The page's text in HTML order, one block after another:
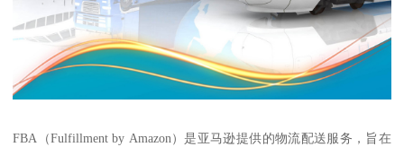
FBA（Fulfillment by Amazon）是亚马逊提供的物流配送服务，旨在